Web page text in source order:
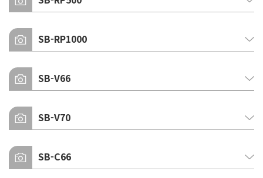
우레탄
글라스울
글라스울
우레탄
SB-RP1000
우레탄
SB-V66
글라스울
SB-V70
글라스울
SB-C66